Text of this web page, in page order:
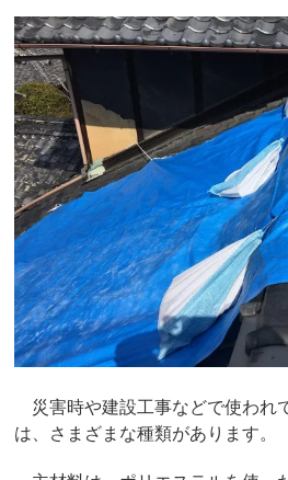
災害時や建設工事などで使われ
は、さまざまな種類があります。